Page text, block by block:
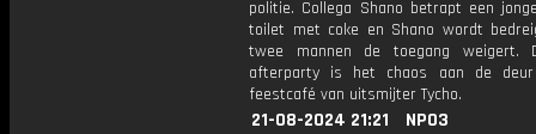
politie. Collega Shano betrapt een
toilet met coke en Shano wordt
twee mannen de toegang weigert.
afterparty is het chaos aan de
feestcafé van uitsmijter Tycho.
21-08-2024 21:21
NPO3